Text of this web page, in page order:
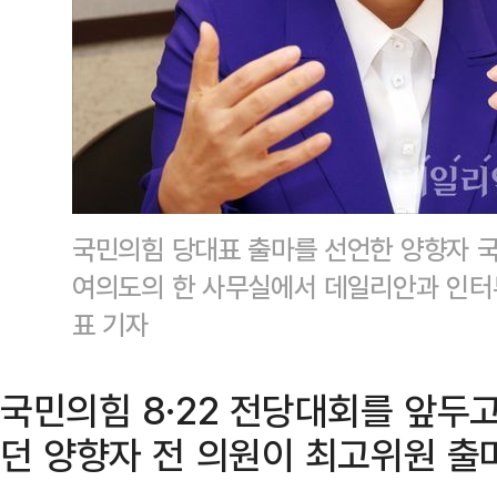
국민의힘 당대표 출마를 선언한 양향자
여의도의 한 사무실에서 데일리안과 인
표 기자
국민의힘 8·22 전당대회를 앞두
던 양향자 전 의원이 최고위원 출